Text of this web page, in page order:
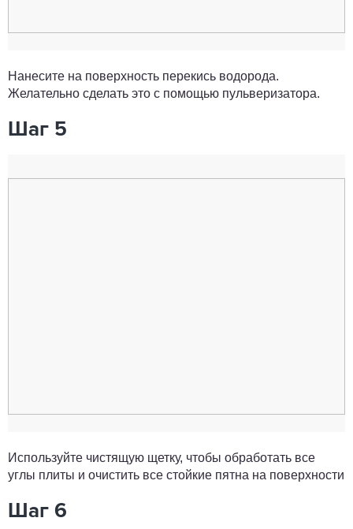
Нанесите на поверхность перекись водорода.
Желательно сделать это с помощью пульверизатора.
Шаг 5
Используйте чистящую щетку, чтобы обработать все
углы плиты и очистить все стойкие пятна на поверхности
Шаг 6